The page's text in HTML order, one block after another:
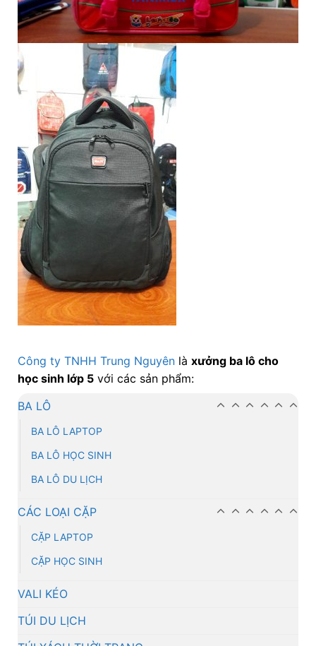
Công ty TNHH Trung Nguyênlà xưởng ba lô cho
học sinh lớp 5với các sản phẩm:
BA LÔ
BA LÔ LAPTOP
BA LÔ HỌC SINH
BA LÔ DU LỊCH
CÁC LOẠI CẶP
CẶP LAPTOP
CẶP HỌC SINH
VALI KÉO
TÚI DU LỊCH